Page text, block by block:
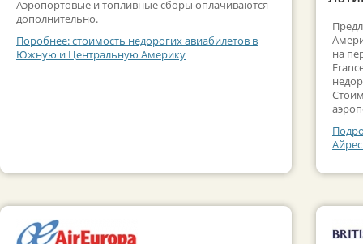
Аэропортовые и топливные сборы оплачиваются
дополнительно.
Поробнее: стоимость недорогих авиабилетов в
Южную и Центральную Америку
на